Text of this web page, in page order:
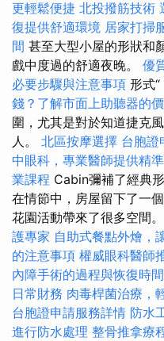
更輕鬆便捷 北投撥筋技術
復提供舒適環境 居家打掃
間 甚至大型小屋的形狀和
戲中度過的舒適夜晚。 優
必要步驟與注意事項 形式“
錢？了解市面上助聽器的
圍，尤其是對於知道捷克
人。 北區按摩選擇 台胞證
中眼科，專業醫師提供精
業課程 Cabin彌補了經典
在情節中，房屋留下了一
花園活動帶來了很多空間。
護專家 自助式餐點外燴，
的注意事項 權威眼科醫師
內障手術的過程與恢復時間
日常財務 肉毒桿菌治療，
台胞證申請服務詳情 防水
進行防水處理 整骨推拿療